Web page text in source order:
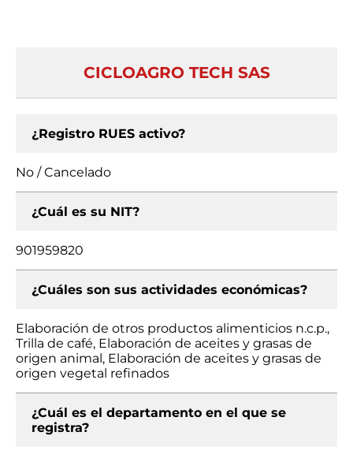
CICLOAGRO TECH SAS
¿Registro RUES activo?
No / Cancelado
¿Cuál es su NIT?
901959820
¿Cuáles son sus actividades económicas?
Elaboración de otros productos alimenticios n.c.p.,
Trilla de café, Elaboración de aceites y grasas de
origen animal, Elaboración de aceites y grasas de
origen vegetal refinados
¿Cuál es el departamento en el que se
registra?